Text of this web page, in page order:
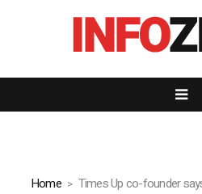
Home Times Up co-founder